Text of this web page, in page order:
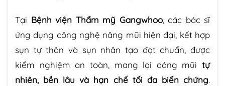
Tại Bệnh viện Thẩm mỹ Gangwhoo, các bác sĩ
ứng dụng công nghệ nâng mũi hiện đại, kết hợp
sụn tự thân và sụn nhân tạo đạt chuẩn, được
kiểm nghiệm an toàn, mang lại dáng mũi tự
nhiên, bền lâu và hạn chế tối đa biến chứng.